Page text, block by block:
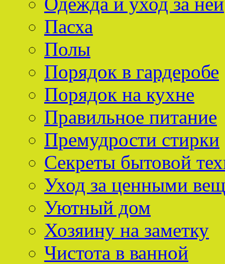
Пасха
Полы
Порядок в гардеробе
Порядок на кухне
Правильное питание
Премудрости стирки
Секреты бытовой
Уход за ценными
Уютный дом
Хозяину на заметку
Чистота в ванной